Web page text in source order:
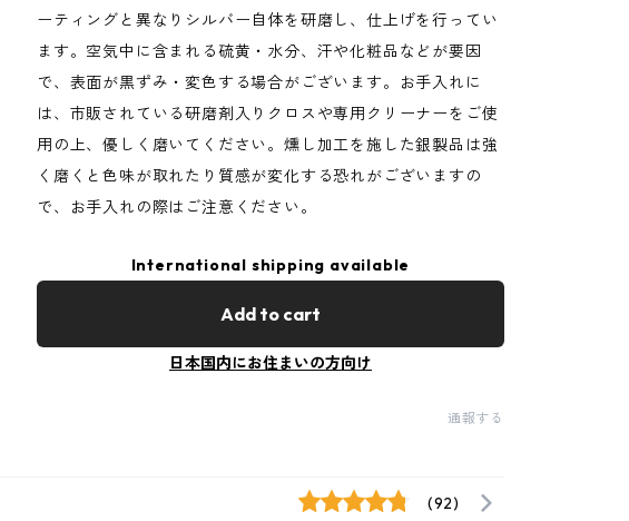
ーティングと異なりシルバー自体を研磨し、仕上げを行ってい
ます。空気中に含まれる硫黄・水分、汗や化粧品などが要因
で、表面が黒ずみ・変色する場合がございます。お手入れに
は、市販されている研磨剤入りクロスや専用クリーナーをご使
用の上、優しく磨いてください。燻し加工を施した銀製品は強
く磨くと色味が取れたり質感が変化する恐れがございますの
で、お手入れの際はご注意ください。
International shipping available
Add to cart
日本国内にお住まいの方向け
通報する
(92)